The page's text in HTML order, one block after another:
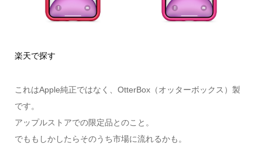
楽天で探す
これはApple純正ではなく、OtterBox（オッターボックス）製
です。
アップルストアでの限定品とのこと。
でももしかしたらそのうち市場に流れるかも。